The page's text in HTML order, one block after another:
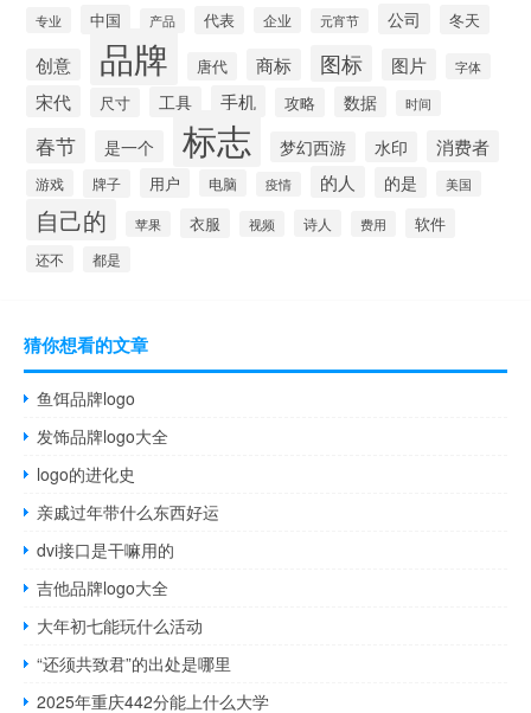
专业 中国 产品 代表 企业 元宵节 公司 冬天
创意 品牌 唐代 商标 图标 图片 字体
宋代 尺寸 工具 手机 攻略 数据 时间
春节 是一个 标志 梦幻西游 水印 消费者
游戏 牌子 用户 电脑 疫情 的人 的是 美国
自己的 苹果 衣服 视频 诗人 费用 软件
还不 都是
猜你想看的文章
鱼饵品牌logo
发饰品牌logo大全
logo的进化史
亲戚过年带什么东西好运
dvi接口是干嘛用的
吉他品牌logo大全
大年初七能玩什么活动
“还须共致君”的出处是哪里
2025年重庆442分能上什么大学